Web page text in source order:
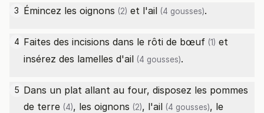
3 Émincez les oignons (2) et l'ail (4 gousses).
4 Faites des incisions dans le rôti de bœuf (1) et
insérez des lamelles d'ail (4 gousses).
5 Dans un plat allant au four, disposez les pommes
de terre (4), les oignons (2), l'ail (4 gousses), le